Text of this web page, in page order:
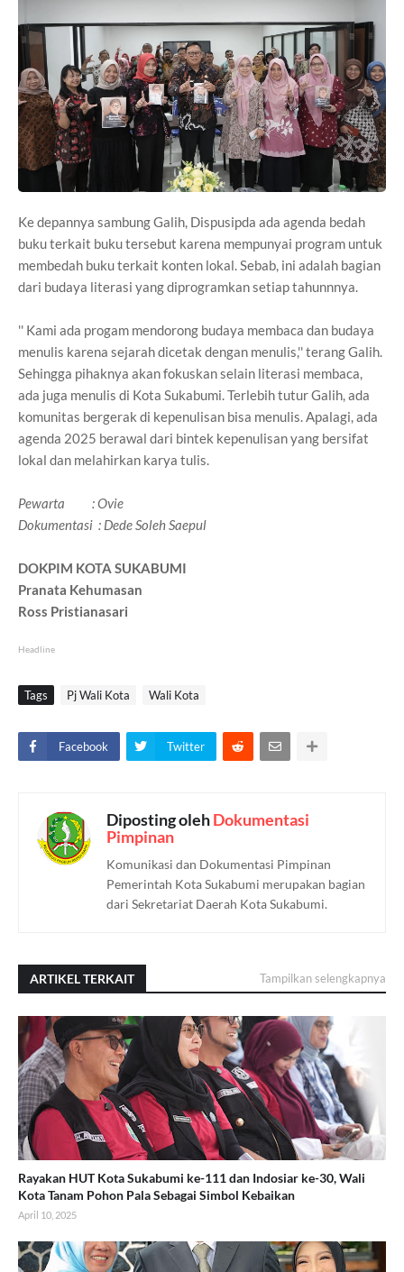
Ke depannya sambung Galih, Dispusipda ada agenda bedah
buku terkait buku tersebut karena mempunyai program untuk
membedah buku terkait konten lokal. Sebab, ini adalah bagian
dari budaya literasi yang diprogramkan setiap tahunnnya.
'' Kami ada progam mendorong budaya membaca dan budaya
menulis karena sejarah dicetak dengan menulis,'' terang Galih.
Sehingga pihaknya akan fokuskan selain literasi membaca,
ada juga menulis di Kota Sukabumi. Terlebih tutur Galih, ada
komunitas bergerak di kepenulisan bisa menulis. Apalagi, ada
agenda 2025 berawal dari bintek kepenulisan yang bersifat
lokal dan melahirkan karya tulis.
Pewarta : Ovie
Dokumentasi : Dede Soleh Saepul
DOKPIM KOTA SUKABUMI
Pranata Kehumasan
Ross Pristianasari
Headline
Tags Pj Wali Kota Wali Kota
Facebook Twitter
Diposting olehDokumentasi
Pimpinan
Komunikasi dan Dokumentasi Pimpinan
Pemerintah Kota Sukabumi merupakan bagian
dari Sekretariat Daerah Kota Sukabumi.
ARTIKEL TERKAIT Tampilkan selengkapnya
Rayakan HUT Kota Sukabumi ke-111 dan Indosiar ke-30, Wali
Kota Tanam Pohon Pala Sebagai Simbol Kebaikan
April 10, 2025